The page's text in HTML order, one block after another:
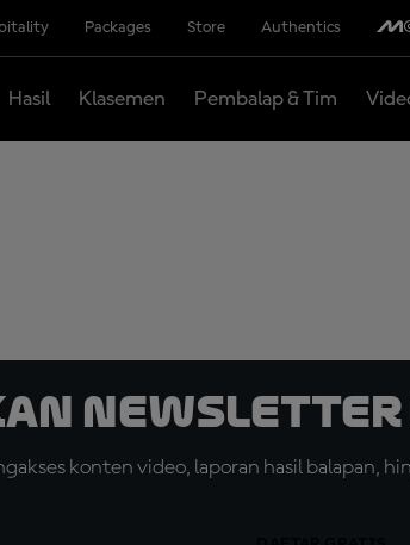
Packages Store Authentics
Hasil Klasemen Pembalap & Tim
Newsletter
konten video, laporan hasil balapan,